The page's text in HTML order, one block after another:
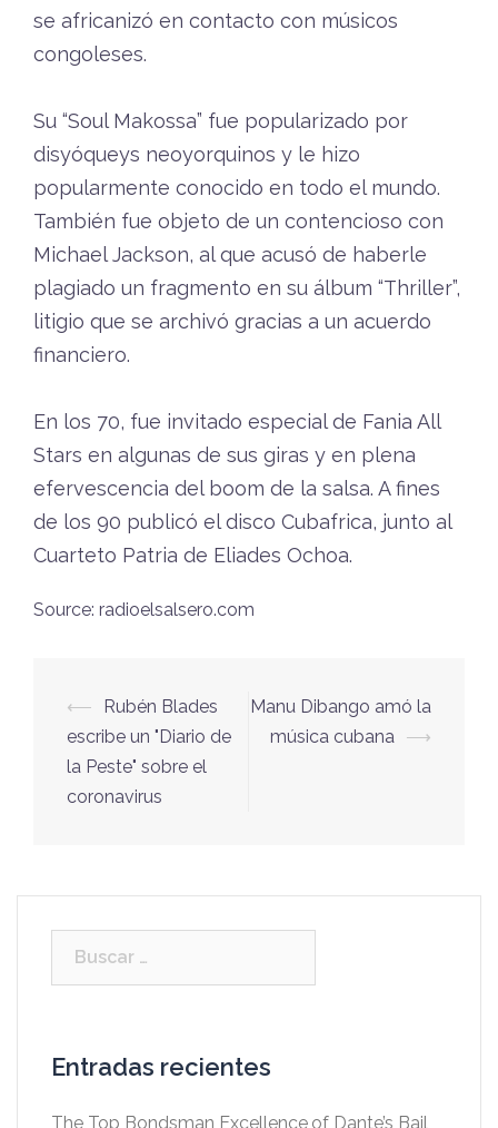
se africanizó en contacto con músicos
congoleses.
Su “Soul Makossa” fue popularizado por
disyóqueys neoyorquinos y le hizo
popularmente conocido en todo el mundo.
También fue objeto de un contencioso con
Michael Jackson, al que acusó de haberle
plagiado un fragmento en su álbum “Thriller”,
litigio que se archivó gracias a un acuerdo
financiero.
En los 70, fue invitado especial de Fania All
Stars en algunas de sus giras y en plena
efervescencia del boom de la salsa. A fines
de los 90 publicó el disco Cubafrica, junto al
Cuarteto Patria de Eliades Ochoa.
Source: radioelsalsero.com
Navegación
de
entradas
⟵
Rubén Blades
escribe un "Diario de
la Peste" sobre el
coronavirus
Manu Dibango amó la
música cubana
⟶
Entradas recientes
The Top Bondsman Excellence of Dante’s Bail